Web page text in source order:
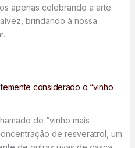
apenas celebrando a arte
brindando à nossa
considerado o “vinho
de “vinho mais
de resveratrol, um